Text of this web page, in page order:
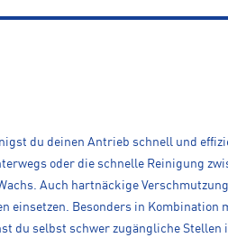
du deinen Antrieb schnell und
oder die schnelle Reinigung
Auch hartnäckige
einsetzen. Besonders in
du selbst schwer zugängliche